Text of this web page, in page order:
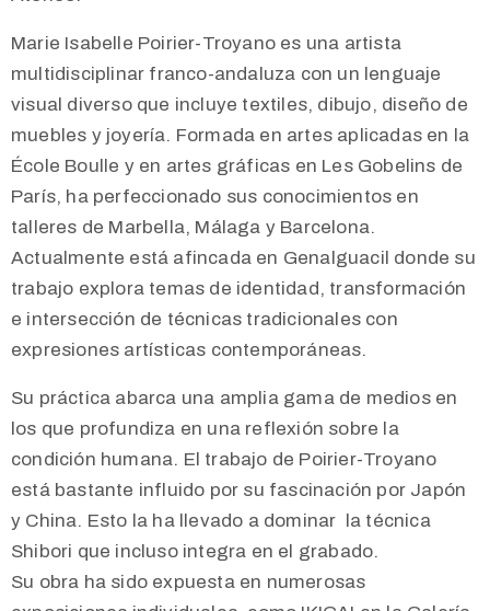
Marie Isabelle Poirier-Troyano es una artista
multidisciplinar franco-andaluza con un lenguaje
visual diverso que incluye textiles, dibujo, diseño de
muebles y joyería. Formada en artes aplicadas en la
École Boulle y en artes gráficas en Les Gobelins de
París, ha perfeccionado sus conocimientos en
talleres de Marbella, Málaga y Barcelona.
Actualmente está afincada en Genalguacil donde su
trabajo explora temas de identidad, transformación
e intersección de técnicas tradicionales con
expresiones artísticas contemporáneas.
Su práctica abarca una amplia gama de medios en
los que profundiza en una reflexión sobre la
condición humana. El trabajo de Poirier-Troyano
está bastante influido por su fascinación por Japón
y China. Esto la ha llevado a dominar la técnica
Shibori que incluso integra en el grabado.
Su obra ha sido expuesta en numerosas